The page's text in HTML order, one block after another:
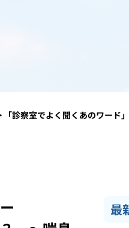
「診察室でよく聞くあのワー
最